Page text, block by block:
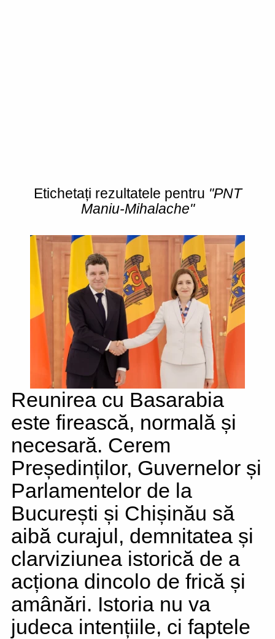
Etichetați rezultatele pentru "PNT
Maniu-Mihalache"
Reunirea cu Basarabia
este firească, normală și
necesară. Cerem
Președinților, Guvernelor și
Parlamentelor de la
București și Chișinău să
aibă curajul, demnitatea și
clarviziunea istorică de a
acționa dincolo de frică și
amânări. Istoria nu va
judeca intențiile, ci faptele